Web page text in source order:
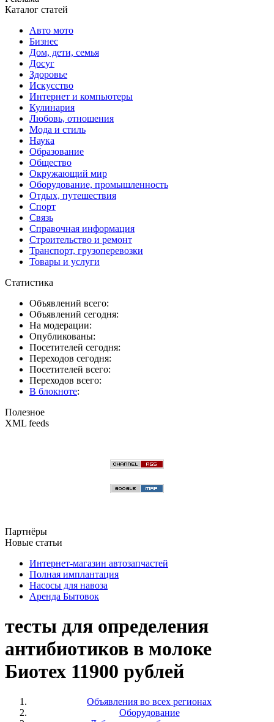
Каталог статей
Авто мото
Бизнес
Дом, дети, семья
Досуг
Здоровье
Искусство
Интернет и компьютеры
Кулинария
Любовь, отношения
Мода и стиль
Наука
Образование
Общество
Окружающий мир
Оборудование, промышленность
Отдых, путешествия
Спорт
Связь
Справочная информация
Строительство и ремонт
Транспорт, грузоперевозки
Товары и услуги
Статистика
Объявлений всего:
Объявлений сегодня:
На модерации:
Опубликованы:
Посетителей сегодня:
Переходов сегодня:
Посетителей всего:
Переходов всего:
В блокноте:
Полезное
XML feeds
Партнёры
Новые статьи
Интернет-магазин автозапчастей
Полная имплантация
Насосы для навоза
Аренда Бытовок
тесты для определения
антибиотиков в молоке
Биотех 11900 рублей
Объявления во всех регионах
Оборудование